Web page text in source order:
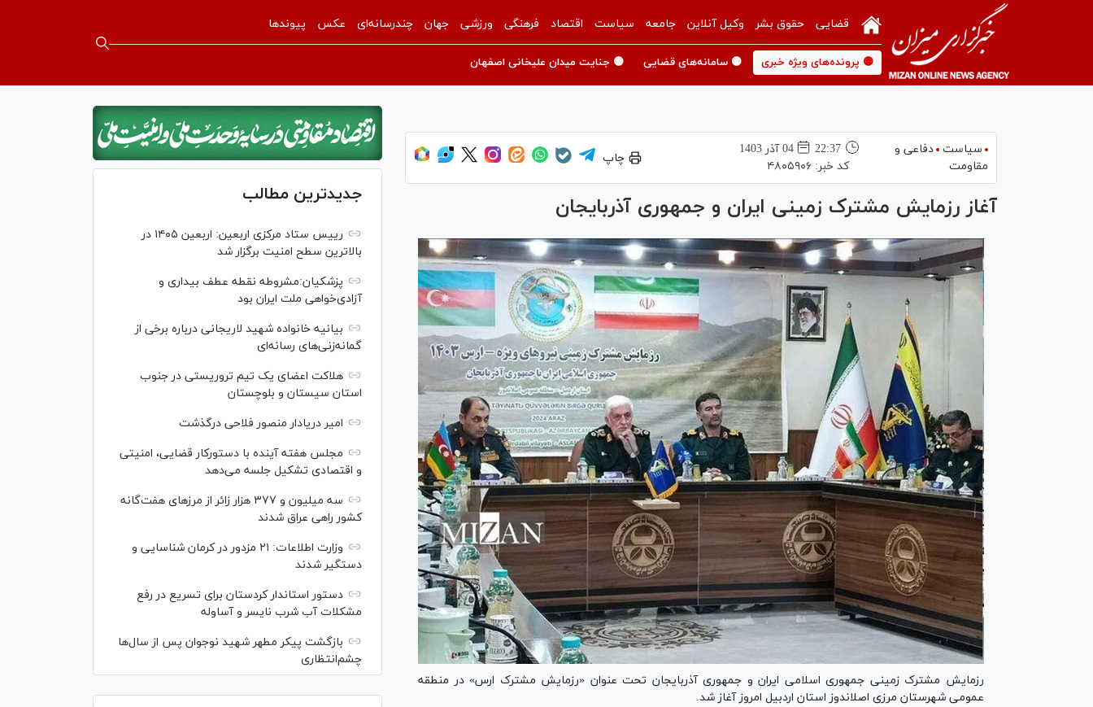
قضایی حقوق بشر وکیل آنلاین جامعه سیاست اقتصاد فرهنگی ورزشی جهان چندرسانه‌ای عکس پیوندها
🟡 پرونده‌های ویژه خبری 🟡 سامانه‌های قضایی 🟡 جنایت میدان علیخانی اصفهان
سیاست دفاعی و
مقاومت
22:37
04 آذر 1403
کد خبر:۴۸۰۵۹۰۶
چاپ
آغاز رزمایش مشترک زمینی ایران و جمهوری آذربایجان
رزمایش مشترک زمینی جمهوری اسلامی ایران و جمهوری آذربایجان تحت عنوان «رزمایش مشترک ارس» در منطقه
عمومی شهرستان مرزی اصلاندوز استان اردبیل امروز آغاز شد.
جدیدترین مطالب
رییس ستاد مرکزی اربعین: اربعین ۱۴۰۵ در
بالاترین سطح امنیت برگزار شد
پزشکیان:مشروطه نقطه عطف بیداری و
آزادی‌خواهی ملت ایران بود
بیانیه خانواده شهید لاریجانی درباره برخی از
گمانه‌زنی‌های رسانه‌ای
هلاکت اعضای یک تیم تروریستی در جنوب
استان سیستان و بلوچستان
امیر دریادار منصور فلاحی درگذشت
مجلس هفته آینده با دستورکار قضایی، امنیتی
و اقتصادی تشکیل جلسه می‌دهد
سه میلیون و ۳۷۷ هزار زائر از مرز‌های هفت‌گانه
کشور راهی عراق شدند
وزارت اطلاعات: ۲۱ مزدور در کرمان شناسایی و
دستگیر شدند
دستور استاندار کردستان برای تسریع در رفع
مشکلات آب شرب نایسر و آساوله
بازگشت پیکر مطهر شهید نوجوان پس از سال‌ها
چشم‌انتظاری